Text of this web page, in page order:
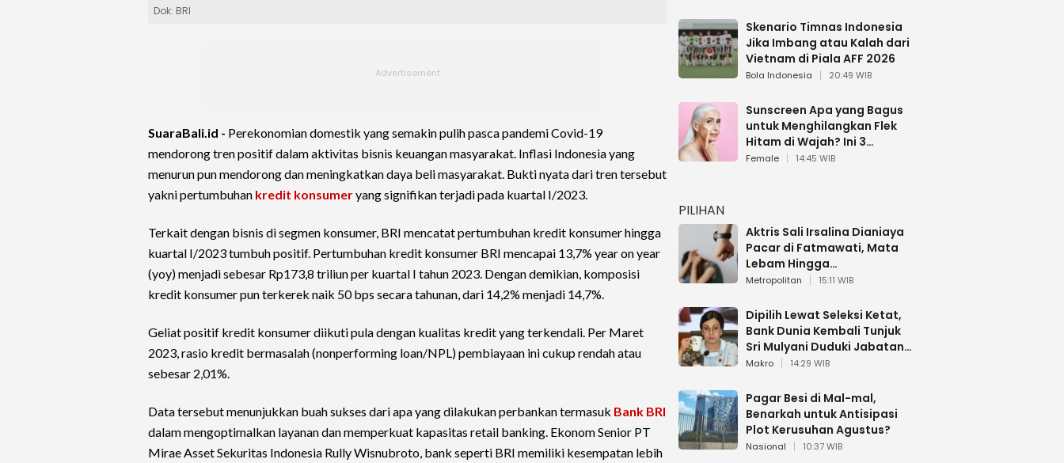
Dok: BRI
SuaraBali.id - Perekonomian domestik yang semakin pulih pasca pandemi Covid-19
mendorong tren positif dalam aktivitas bisnis keuangan masyarakat. Inflasi Indonesia yang
menurun pun mendorong dan meningkatkan daya beli masyarakat. Bukti nyata dari tren tersebut
yakni pertumbuhan kredit konsumeryang signifikan terjadi pada kuartal I/2023.
Terkait dengan bisnis di segmen konsumer, BRI mencatat pertumbuhan kredit konsumer hingga
kuartal I/2023 tumbuh positif. Pertumbuhan kredit konsumer BRI mencapai 13,7% year on year
(yoy) menjadi sebesar Rp173,8 triliun per kuartal I tahun 2023. Dengan demikian, komposisi
kredit konsumer pun terkerek naik 50 bps secara tahunan, dari 14,2% menjadi 14,7%.
Geliat positif kredit konsumer diikuti pula dengan kualitas kredit yang terkendali. Per Maret
2023, rasio kredit bermasalah (nonperforming loan/NPL) pembiayaan ini cukup rendah atau
sebesar 2,01%.
Data tersebut menunjukkan buah sukses dari apa yang dilakukan perbankan termasuk Bank BRI
dalam mengoptimalkan layanan dan memperkuat kapasitas retail banking. Ekonom Senior PT
Mirae Asset Sekuritas Indonesia Rully Wisnubroto, bank seperti BRI memiliki kesempatan lebih
Skenario Timnas Indonesia
Jika Imbang atau Kalah dari
Vietnam di Piala AFF 2026
Bola Indonesia 20:49 WIB
Sunscreen Apa yang Bagus
untuk Menghilangkan Flek
Hitam di Wajah? Ini 3
Rekomendasi sesuai Review
Female 14:45 WIB
PILIHAN
Aktris Sali Irsalina Dianiaya
Pacar di Fatmawati, Mata
Lebam Hingga
Diselamatkan Polantas
Metropolitan 15:11 WIB
Dipilih Lewat Seleksi Ketat,
Bank Dunia Kembali Tunjuk
Sri Mulyani Duduki Jabatan
Strategis
Makro 14:29 WIB
Pagar Besi di Mal-mal,
Benarkah untuk Antisipasi
Plot Kerusuhan Agustus?
Nasional 10:37 WIB